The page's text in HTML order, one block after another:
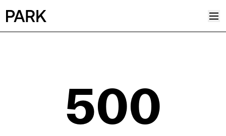
Reinventing Heritage
Collettivo500